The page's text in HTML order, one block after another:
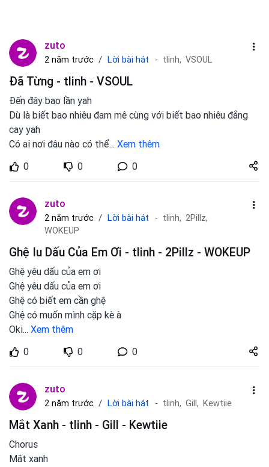
zuto
2 năm trước Lời bài hát tlinh, VSOUL
Đã Từng - tlinh - VSOUL
Đến đây bao lần yah
Dù là biết bao nhiêu đam mê cùng với biết bao nhiêu đắng
cay yah
Có ai nơi đâu nào có thể... Xem thêm
0
0 0
Share
zuto.vn
zuto
2 năm trước Lời bài hát tlinh, 2Pillz,
WOKEUP
Ghệ Iu Dấu Của Em Ơi - tlinh - 2Pillz - WOKEUP
Ghệ yêu dấu của em ơi
Ghệ yêu dấu của em ơi
Ghệ có biết em cần ghệ
Ghệ có muốn mình cặp kè à
Oki... Xem thêm
0
0 0
Share
zuto.vn
zuto
2 năm trước Lời bài hát tlinh, Gill, Kewtiie
Mắt Xanh - tlinh - Gill - Kewtiie
Chorus
Mắt xanh